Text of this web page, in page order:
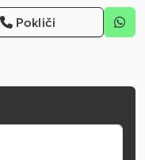
Pokliči